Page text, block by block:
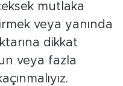
mutlaka
veya yanında
dikkat
veya fazla